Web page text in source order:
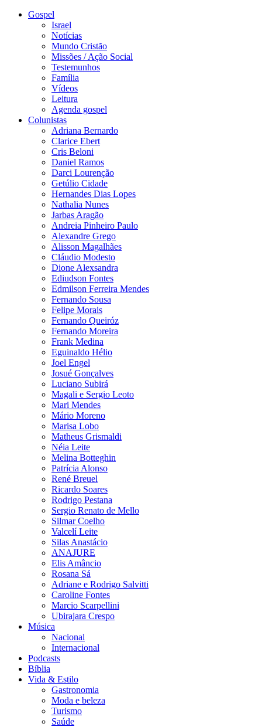
Gospel
Israel
Notícias
Mundo Cristão
Missões / Ação Social
Testemunhos
Família
Vídeos
Leitura
Agenda gospel
Colunistas
Adriana Bernardo
Clarice Ebert
Cris Beloni
Daniel Ramos
Darci Lourenção
Getúlio Cidade
Hernandes Dias Lopes
Nathalia Nunes
Jarbas Aragão
Andreia Pinheiro Paulo
Alexandre Grego
Alisson Magalhães
Cláudio Modesto
Dione Alexsandra
Ediudson Fontes
Edmilson Ferreira Mendes
Fernando Sousa
Felipe Morais
Fernando Queiróz
Fernando Moreira
Frank Medina
Eguinaldo Hélio
Joel Engel
Josué Gonçalves
Luciano Subirá
Magali e Sergio Leoto
Mari Mendes
Mário Moreno
Marisa Lobo
Matheus Grismaldi
Néia Leite
Melina Botteghin
Patrícia Alonso
René Breuel
Ricardo Soares
Rodrigo Pestana
Sergio Renato de Mello
Silmar Coelho
Valcelí Leite
Silas Anastácio
ANAJURE
Elis Amâncio
Rosana Sá
Adriane e Rodrigo Salvitti
Caroline Fontes
Marcio Scarpellini
Ubirajara Crespo
Música
Nacional
Internacional
Podcasts
Bíblia
Vida & Estilo
Gastronomia
Moda e beleza
Turismo
Saúde